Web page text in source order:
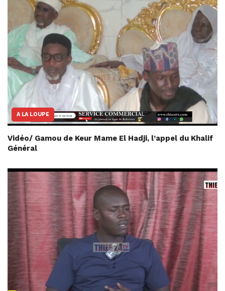
A LA LOUPE
Vidéo/ Gamou de Keur Mame El Hadji, l’appel du Khalif
Général